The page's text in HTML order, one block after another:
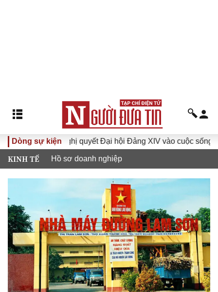
Dòng sự kiện
Đưa Nghị quyết Đại hội Đảng XIV vào cuộc sống
KINH TẾ Hồ sơ doanh nghiệp